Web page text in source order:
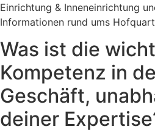
Einrichtung & Inneneinrichtung
Informationen rund ums
Was ist die
Kompetenz in
Geschäft,
deiner